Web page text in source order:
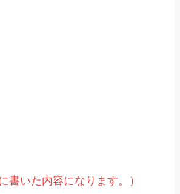
書いた内容になります。）